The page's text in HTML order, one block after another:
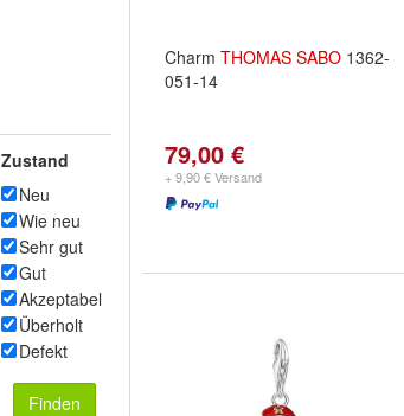
Zustand
Neu
Wie neu
Sehr gut
Gut
Akzeptabel
Überholt
Defekt
Finden
Charm THOMAS SABO 1362-
051-14
79,00 €
+ 9,90 € Versand